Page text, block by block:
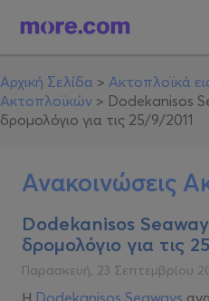
Αρχική Σελίδα > Ακτοπλοϊκά
Ακτοπλοϊκών > Dodekanisos
δρομολόγιο για τις 25/9/2011
Ανακοινώσεις
Dodekanisos
δρομολόγιο για τις
Παρασκευή, 23 Σεπτεμβρίου
Η Dodekanisos Seaways